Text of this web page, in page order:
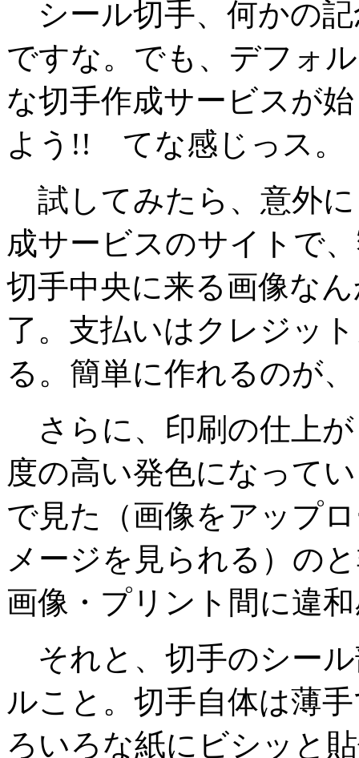
シール切手、何かの
ですな。でも、デフォ
な切手作成サービスが
よう!! てな感じっス。
試してみたら、意外
成サービスのサイトで
切手中央に来る画像な
了。支払いはクレジッ
る。簡単に作れるのが
さらに、印刷の仕上
度の高い発色になって
で見た（画像をアップ
メージを見られる）の
画像・プリント間に違
それと、切手のシー
ルこと。切手自体は薄
ろいろな紙にビシッと